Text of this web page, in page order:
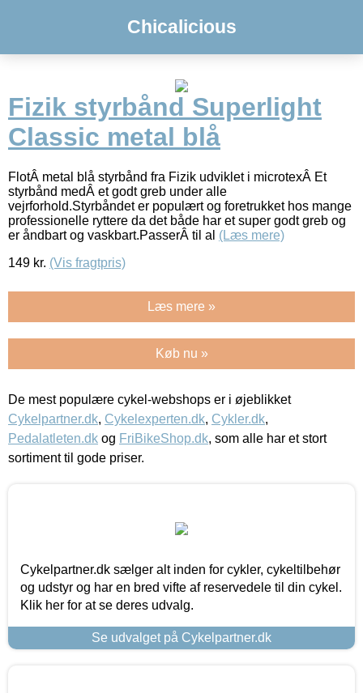
Chicalicious
Fizik styrbånd Superlight
Classic metal blå
FlotÂ metal blå styrbånd fra Fizik udviklet i microtexÂ Et
styrbånd medÂ et godt greb under alle
vejrforhold.Styrbåndet er populært og foretrukket hos mange
professionelle ryttere da det både har et super godt greb og
er åndbart og vaskbart.PasserÂ til al (Læs mere)
149 kr. (Vis fragtpris)
Læs mere »
Køb nu »
De mest populære cykel-webshops er i øjeblikket
Cykelpartner.dk, Cykelexperten.dk, Cykler.dk,
Pedalatleten.dk og FriBikeShop.dk, som alle har et stort
sortiment til gode priser.
Cykelpartner.dk sælger alt inden for cykler, cykeltilbehør
og udstyr og har en bred vifte af reservedele til din cykel.
Klik her for at se deres udvalg.
Se udvalget på Cykelpartner.dk